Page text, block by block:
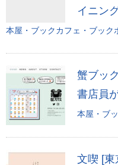
イニン
本屋・ブックカフェ・ブック
蟹ブッ
書店員
本屋・ブ
文喫 [東